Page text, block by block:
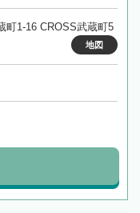
町1-16 CROSS武蔵町5
地図